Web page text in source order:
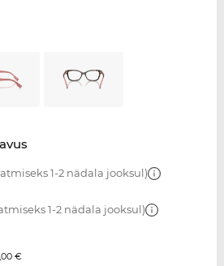
1-2 nädala jooksul)
1-2 nädala jooksul)
€